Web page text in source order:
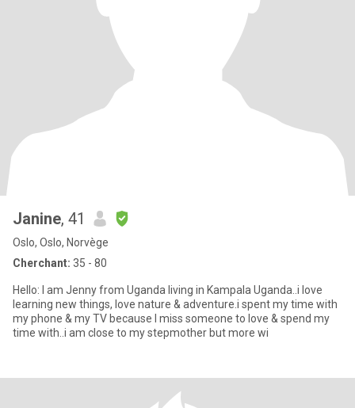
Janine, 41
Oslo, Oslo, Norvège
Cherchant: 35 - 80
Hello: I am Jenny from Uganda living in Kampala Uganda..i love
learning new things, love nature & adventure.i spent my time with
my phone & my TV because I miss someone to love & spend my
time with..i am close to my stepmother but more wi